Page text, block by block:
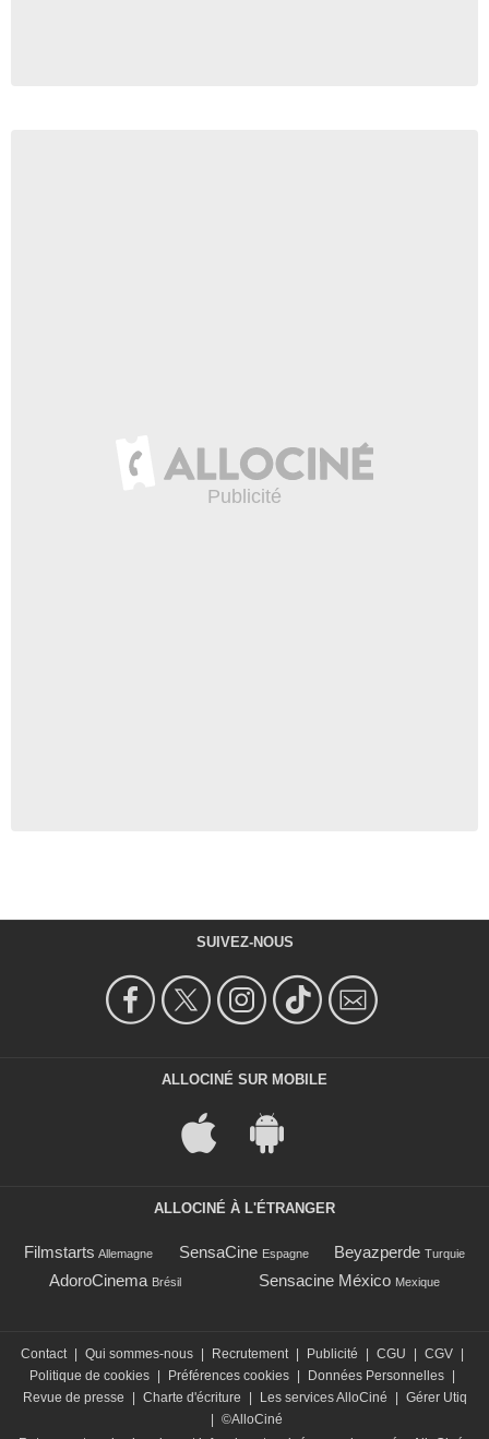
SUIVEZ-NOUS
ALLOCINÉ SUR MOBILE
ALLOCINÉ À L'ÉTRANGER
Filmstarts Allemagne SensaCine Espagne Beyazperde Turquie
AdoroCinema Brésil Sensacine México Mexique
Contact | Qui sommes-nous | Recrutement | Publicité | CGU | CGV |
Politique de cookies | Préférences cookies | Données Personnelles |
Revue de presse
| Charte d'écriture | Les services AlloCiné | Gérer Utiq
| ©AlloCiné